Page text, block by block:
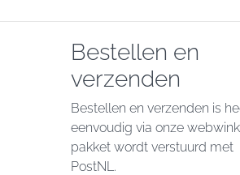
Bestellen en
verzenden
Bestellen en verzenden is
eenvoudig via onze
pakket wordt verstuurd met
PostNL.